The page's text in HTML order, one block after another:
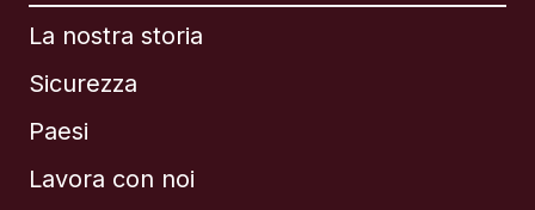
La nostra storia
Sicurezza
Paesi
Lavora con noi